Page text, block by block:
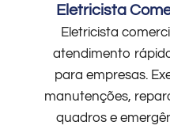
Eletricista
Eletricista
atendimento
para empresas.
manutenções,
quadros e